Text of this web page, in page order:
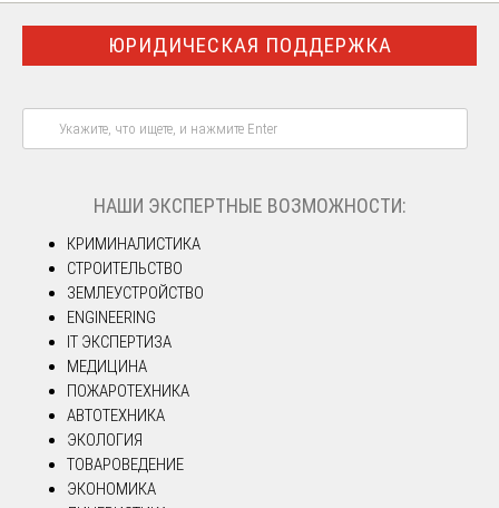
ЮРИДИЧЕСКАЯ ПОДДЕРЖКА
НАШИ ЭКСПЕРТНЫЕ ВОЗМОЖНОСТИ:
КРИМИНАЛИСТИКА
СТРОИТЕЛЬСТВО
ЗЕМЛЕУСТРОЙСТВО
ENGINEERING
IT ЭКСПЕРТИЗА
МЕДИЦИНА
ПОЖАРОТЕХНИКА
АВТОТЕХНИКА
ЭКОЛОГИЯ
ТОВАРОВЕДЕНИЕ
ЭКОНОМИКА